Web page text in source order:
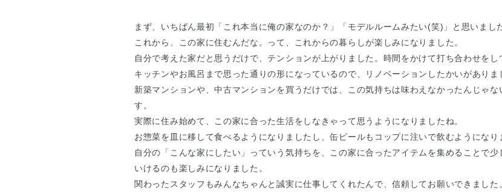
まず、いちばん最初「これ本当に俺の家なのか？」「モデルルームみたい(笑)」と思いまし
これから、この家に住むんだな。って、これからの暮らしが楽しみになりました。
自分で考えた家だと思うだけで、テンションが上がりました。時間をかけて打ち合わせをし
キッチンやお風呂まで思った通りの形になっているので、リノベーションしたかいがありま
新築マンションや、中古マンションを買うだけでは、この気持ちは味わえなかったんじゃな
す。
実際に住み始めて、この家に合った生活をしなきゃって思うようになりましたね。
お惣菜を皿に移して食べるようになりましたし、缶ビールもコップに注いで飲むようになり
自分の「こんな家にしたい」っていう気持ちを、この家に合ったアイテムを集めることで少
いけるのも楽しみになりました。
関わったスタッフもみんなちゃんと誠実に仕事してくれたんで、信頼してお願いできました